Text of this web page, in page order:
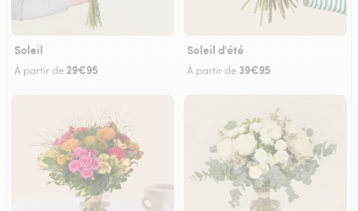
Soleil
À partir de29€95
Soleil d'été
À partir de 39€95